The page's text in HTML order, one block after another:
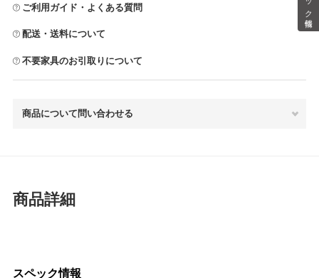
ご利用ガイド・よくある質問
配送・送料について
不要家具のお引取りについて
商品について問い合わせる
商品詳細
スペック情報